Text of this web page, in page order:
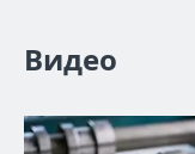
Видео